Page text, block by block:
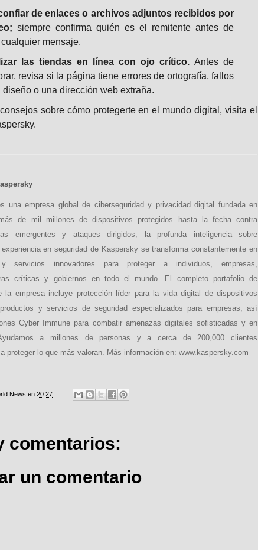
de enlaces o archivos adjuntos recibidos por
siempre confirma quién es el remitente antes de
mensaje.
las tiendas en línea con ojo crítico. Antes de
revisa si la página tiene errores de ortografía, fallos
diseño o una dirección web extraña.
sobre cómo protegerte en el mundo digital, visita el
una empresa global de ciberseguridad y privacidad digital fundada en
de mil millones de dispositivos protegidos hasta la fecha contra
emergentes y ataques dirigidos, la profunda inteligencia sobre
en seguridad de Kaspersky se transforma constantemente en
servicios innovadores para proteger a individuos, empresas,
críticas y gobiernos en todo el mundo. El completo portafolio de
la empresa incluye protección líder para la vida digital de dispositivos
y servicios de seguridad especializados para empresas, así
Cyber Immune para combatir amenazas digitales sofisticadas y en
a millones de personas y a cerca de 200,000 clientes
proteger lo que más valoran. Más información en: www.kaspersky.com
News en 20:27
comentarios:
un comentario